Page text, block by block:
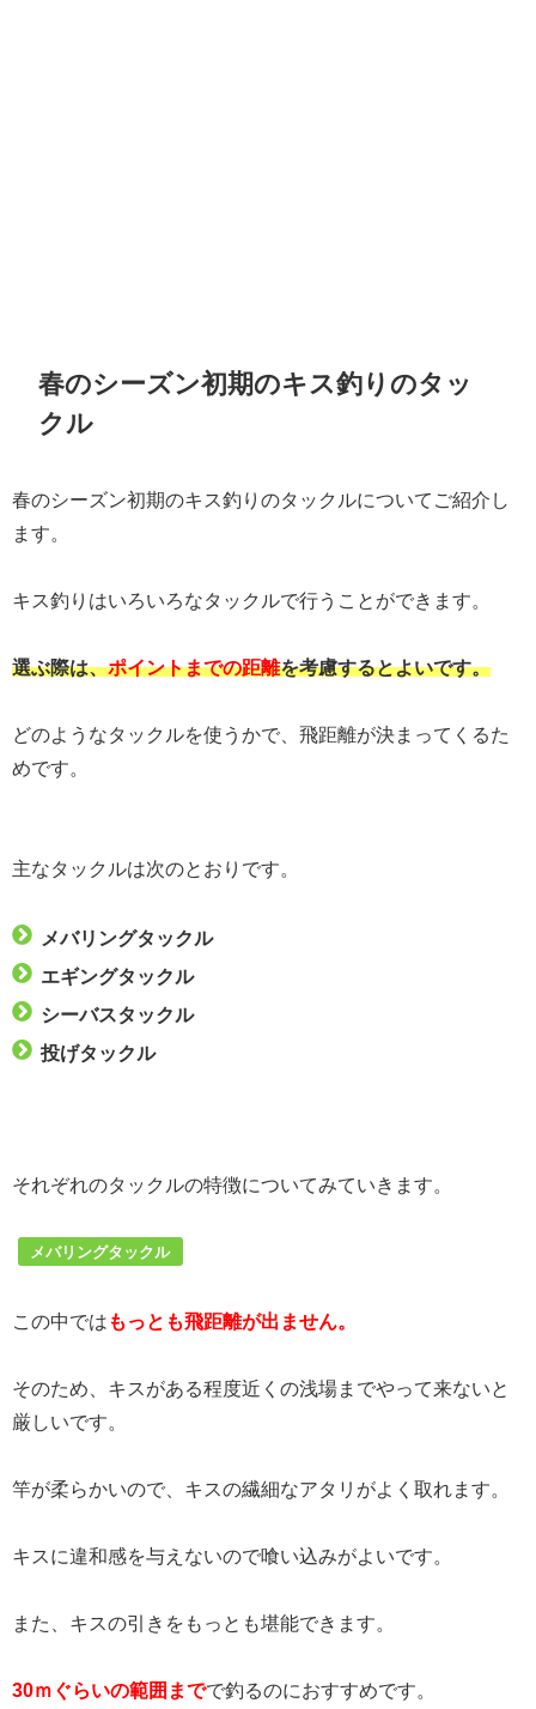
春のシーズン初期のキス釣りのタッ
クル
春のシーズン初期のキス釣りのタックルについてご紹介し
ます。
キス釣りはいろいろなタックルで行うことができます。
選ぶ際は、ポイントまでの距離を考慮するとよいです。
どのようなタックルを使うかで、飛距離が決まってくるた
めです。
主なタックルは次のとおりです。
メバリングタックル
エギングタックル
シーバスタックル
投げタックル
それぞれのタックルの特徴についてみていきます。
メバリングタックル
この中では もっとも飛距離が出ません。
そのため、キスがある程度近くの浅場までやって来ないと
厳しいです。
竿が柔らかいので、キスの繊細なアタリがよく取れます。
キスに違和感を与えないので喰い込みがよいです。
また、キスの引きをもっとも堪能できます。
30ｍぐらいの範囲までで釣るのにおすすめです。